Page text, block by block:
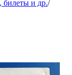
билеты и др./